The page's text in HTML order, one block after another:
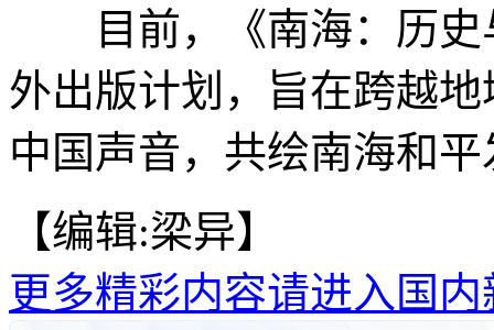
目前，《南海：历史
外出版计划，旨在跨越
中国声音，共绘南海和
【编辑:梁异】
更多精彩内容请进入国内